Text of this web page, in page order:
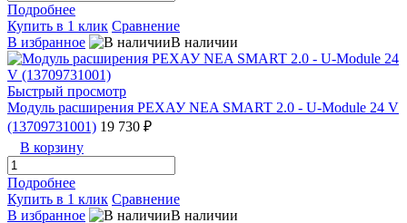
Подробнее
Купить в 1 клик Сравнение
В избранное
В наличии
Быстрый просмотр
Модуль расширения РЕХАУ NEA SMART 2.0 - U-Module 24 V
(13709731001) 19 730 ₽
В корзину
Подробнее
Купить в 1 клик Сравнение
В избранное
В наличии